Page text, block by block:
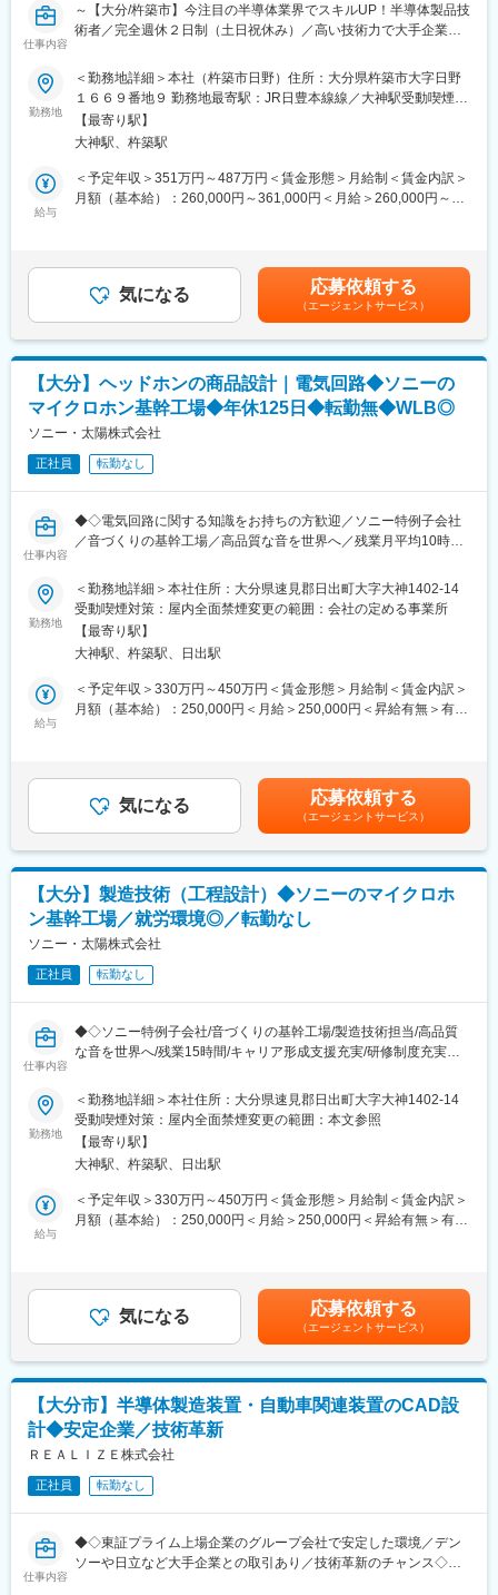
・同社のプロダクトエンジニアリングの提供は、社内での受託の
体制と、お客様の現場（オンサイト）の両面からサービスを提供
・フィールド技術では、エンジニアリングリーダーを中心とした
チーム編成でぞれぞれの持つ個性の技術、ノウハウ経験を基にお
客様の要望に応じた技術をお客様のフィールドの中で展開してい
ます。
・同社では、自社の技術ノウハウを活かし、企業のニーズにマッ
チした教育カリキュラムをご提案し半導体分野の未来を担う人材
変更の範囲：会社の定める業務
仕事内容
～【大分/杵築市】今注目の半導体業界でスキルUP！半導体製品技
術者／完全週休２日制（土日祝休み）／高い技術力で大手企業と
勤可／手当充実～
■POINT：
【WLBを整えられる就業環境】当社は完全週休２日制、残業平均
10時間、その他手当類が充実しており仕事とプライベートのバラ
ンスを整えながら就業できます。
【今伸びている半導体業界】同社は高度化・多様化・複雑化され
るエレクトロニクス発展のニーズに応える為に限りない挑戦意欲
■担当業務：
・プログラム開発
・半導体の評価
・実務経験が殆どない方でも、基礎から丁寧に指導頂けますの
で、エンジンアとしてのスキルを一から学び、エンジニアとして
のキャリアを築いていきたいと考えている方にお奨めでございま
・また、顧客となる企業も日本を代表するような高い技術を持っ
た企業ですので、実務を通じて学べる環境も豊富にあります。
■特長：
(1)エリア社の提供するプロダクトエンジニアリング
体制と、お客様の現場（オンサイト）の両面からサービスを提供
しています。
・フィールド技術では、エンジニアリングリーダーを中心とした
チーム編成でぞれぞれの持つ個性の技術、ノウハウ経験を基にお
ます。
(2)半導体分野の未来を担う人材の育成、中核技術者の人材育成
・地域産業の担い手育成プロジェクト（工業高校向け教育）の実
績もあり、地域産業の発展の為に貢献しています。
変更の範囲：会社の定める業務
勤務地
＜勤務地詳細＞本社（杵築市日野）住所：大分県杵築市大字日野
１６６９番地９ 勤務地最寄駅：JR日豊本線線／大神駅受動喫煙対
策：屋内全面禁煙変更の範囲：会社の定める事業所
【最寄り駅】
大神駅、杵築駅
給与
＜予定年収＞351万円～487万円＜賃金形態＞月給制＜賃金内訳＞
月額（基本給）：260,000円～361,000円＜月給＞260,000円～
ては、面接などでご相談ください。■賞与：年2回（前年度実績：
計1,50月分）賃金はあくまでも目安の金額であり、選考を通じて
上下する可能性があります。月給(月額)は固定手当を含めた表記で
す。
気になる 応募依頼する
（エージェントサービス）
【大分】ヘッドホンの商品設計｜電気回路◆ソニーの
マイクロホン基幹工場◆年休125日◆転勤無◆WLB◎
ソニー・太陽株式会社
正社員 転勤なし
仕事内容
◆◇電気回路に関する知識をお持ちの方歓迎／ソニー特例子会社
／音づくりの基幹工場／高品質な音を世界へ／残業月平均10時間
■業務内容：
ソニーブランドの高品質なマイクロホンやヘッドホンの商品設計
（電気回路設計および電子デバイス設計）を担当していただきま
す。
■具体的には：
◇マイクロホンの電気回路設計およびメカ構造設計
◇製品の保守・保全に関わる技術的サポート
※ソニーブランドを支える「音の入口と出口」を担う、極めて専門
性の高い開発業務です。
ホン基幹工場であり、自分が手がけた製品が世界中の音楽・放送
現場で使われる手応えを実感できます。
年間休日125日、土日祝休みで残業も月平均10時間と、ワークラ
イフバランスを保ちながら技術を磨ける環境です。
■充実した教育・支援制度：
◎両立支援制度
一人ひとりが仕事とプライベート支援制度を用意しています。
◎研修制度
階層別必須研修や基幹人材研修、集合研修、e-ラーニング、現場
実習等、目的に沿った学習形態で研修を実施しています。
■当社について
◇障がいを持つ方も同様に活躍ができる社会の構築を目指し、社
ニクス商品のものづくりの一翼を担い、特に音づくりにおいて
は、マイクロホンの設計から製造、サービスまでを行うソニーの
マイクロホン基幹工場であり、高品質な音を世界中に届けていま
す。
◇また、同社は40年以上の障がい者雇用実績を持ち、男女・年
齢・障がい者問わず働きやすい環境を提供しています。
◇「障がいを感じない、感じさせない」環境をつくり、誰もが力
を発揮し成長し続けられる環境をグループに広げます。
変更の範囲：会社の定める業務
勤務地
＜勤務地詳細＞本社住所：大分県速見郡日出町大字大神1402-14
受動喫煙対策：屋内全面禁煙変更の範囲：会社の定める事業所
【最寄り駅】
大神駅、杵築駅、日出駅
給与
＜予定年収＞330万円～450万円＜賃金形態＞月給制＜賃金内訳＞
月額（基本給）：250,000円＜月給＞250,000円＜昇給有無＞有＜
気になる 応募依頼する
（エージェントサービス）
【大分】製造技術（工程設計）◆ソニーのマイクロホ
ン基幹工場／就労環境◎／転勤なし
ソニー・太陽株式会社
正社員 転勤なし
仕事内容
◆◇ソニー特例子会社/音づくりの基幹工場/製造技術担当/高品質
な音を世界へ/残業15時間/キャリア形成支援充実/研修制度充実
■業務内容：
ソニーグループにおけるマイクロホン基幹工場である当社にて、
製造技術をご担当いただきます。エンジニアではありますが、ソ
ニー本社の設計や製造等様々な部署と連携を行うためコミュニケ
ーション機会が多くございます。量産体制の土台となる重要性の
高いお仕事です。具体的な業務配下の通りとなります。
・現行機種の生産維持
・新規機種の量産準備
量産に向けた生産方法の検討、品質保証についての検討を行って
いただきます。
入社していただいた段階では、特定のモデルの量産維持に従事
し、既存モデルをトラブルなく回せるようにすることが主な業務
となります。
■組織構成
生産設計課には10名のメンバーが所属しており、そのうち製造技
員が在籍しています。
勤務地
＜勤務地詳細＞本社住所：大分県速見郡日出町大字大神1402-14
受動喫煙対策：屋内全面禁煙変更の範囲：本文参照
【最寄り駅】
大神駅、杵築駅、日出駅
給与
＜予定年収＞330万円～450万円＜賃金形態＞月給制＜賃金内訳＞
月額（基本給）：250,000円＜月給＞250,000円＜昇給有無＞有＜
気になる 応募依頼する
（エージェントサービス）
【大分市】半導体製造装置・自動車関連装置のCAD設
計◆安定企業／技術革新
ＲＥＡＬＩＺＥ株式会社
正社員 転勤なし
仕事内容
◆◇東証プライム上場企業のグループ会社で安定した環境／デン
ソーや日立など大手企業との取引あり／技術革新のチャンス◇◆